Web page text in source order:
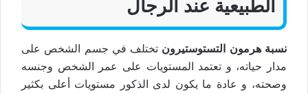
الطبيعية عند الرجال
نسبة هرمون التستوستيرون تختلف في جسم الشخص على
مدار حياته، و تعتمد المستويات على عمر الشخص وجنسه
وصحته، و عادة ما يكون لدى الذكور مستويات أعلى بكثير